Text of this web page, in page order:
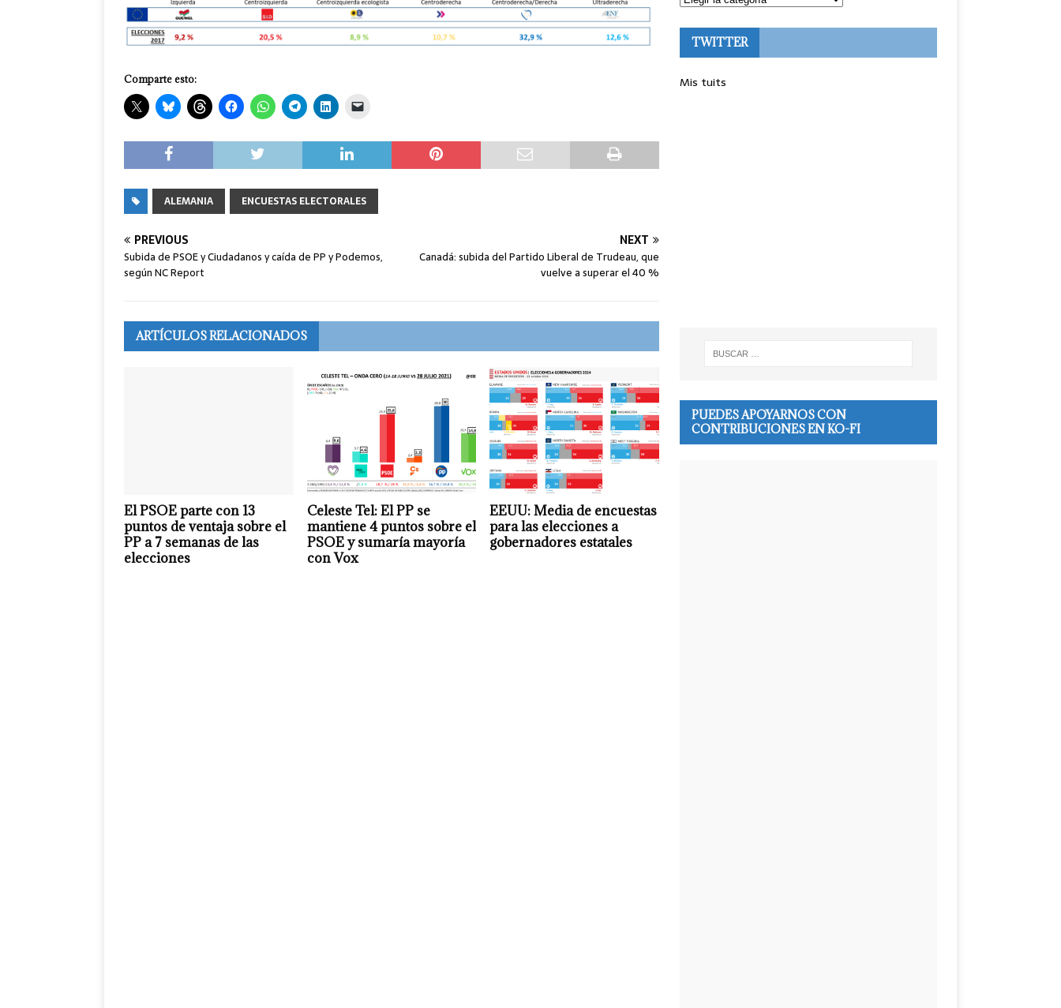
Comparte esto:
ALEMANIA ENCUESTAS ELECTORALES
PREVIOUS
Subida de PSOE y Ciudadanos y caída de PP y Podemos,
según NC Report
NEXT
Canadá: subida del Partido Liberal de Trudeau, que
vuelve a superar el 40 %
ARTÍCULOS RELACIONADOS
El PSOE parte con 13
puntos de ventaja sobre el
PP a 7 semanas de las
elecciones
Celeste Tel: El PP se
mantiene 4 puntos sobre el
PSOE y sumaría mayoría
con Vox
EEUU: Media de encuestas
para las elecciones a
gobernadores estatales
TWITTER
Mis tuits
PUEDES APOYARNOS CON
CONTRIBUCIONES EN KO-FI